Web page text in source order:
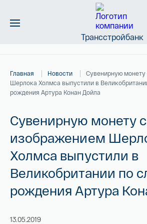
Трансстройбанк
Слитки
Новинки
Скидки
Магазин
Главная Новости
Сувенирную
Шерлока Холмса выпустили в
рождения Артура Конан Дойла
Сувенирную монету с
изображением
Холмса выпустили в
Великобритании по
рождения Артура
13.05.2019